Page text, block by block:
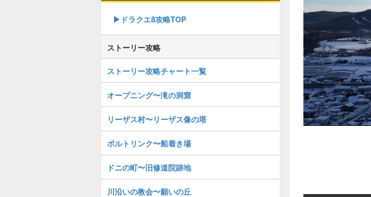
▶︎ドラクエ8攻略TOP
ストーリー攻略
ストーリー攻略チャート一覧
オープニング〜滝の洞窟
リーザス村〜リーザス像の塔
ポルトリンク〜船着き場
ドニの町〜旧修道院跡地
川沿いの教会〜願いの丘